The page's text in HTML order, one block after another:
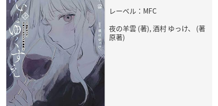
レーベル：MFC
夜の羊雲 (著), 酒村 ゆっけ、 (著
原著)